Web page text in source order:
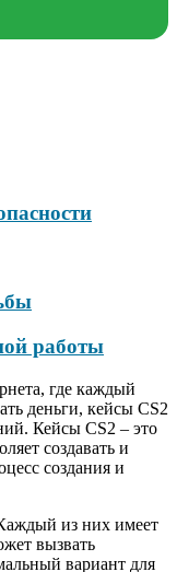
работы
где каждый
деньги, кейсы CS2
Кейсы CS2 – это
создавать и
создания и
из них имеет
вызвать
вариант для